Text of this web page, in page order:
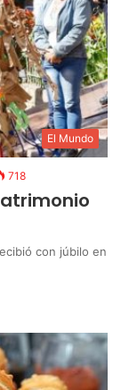
El Mundo
718
con júbilo en